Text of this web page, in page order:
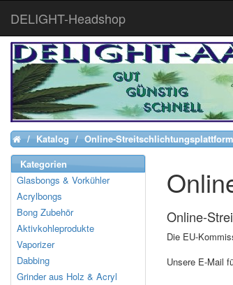
HomeKatalog Online-Streitschlichtungsplattform
Online-
Die EU-
Unsere E-Mail
Kategorien
Glasbongs & Vorkühler
Acrylbongs
Bong Zubehör
Aktivkohleprodukte
Vaporizer
Dabbing
Grinder aus Holz & Acryl
DELIGHT-Headshop